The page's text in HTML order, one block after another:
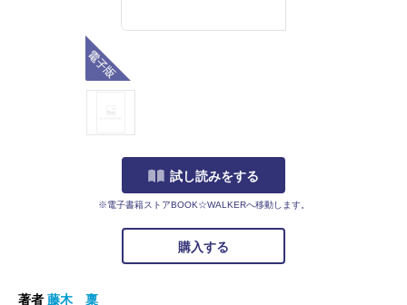
試し読みをする
※電子書籍ストアBOOK☆WALKERへ移動します。
購入する
著者 藤木 稟